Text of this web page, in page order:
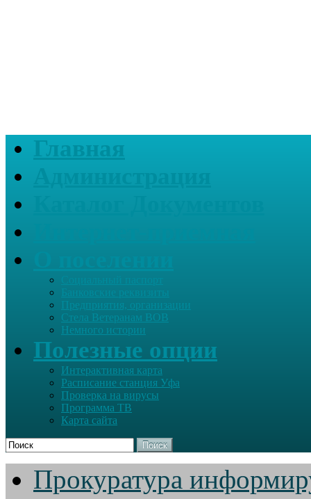
Главная
Банковские реквизиты
Предприятия, организации
Стела Ветеранам ВОВ
Немного истории
Полезные опции
Интерактивная карта
Расписание станция Уфа
Проверка на вирусы
Программа ТВ
Карта сайта
Поиск
Прокуратура